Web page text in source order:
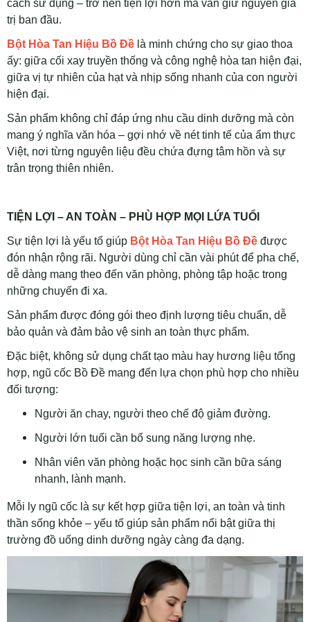
cách sử dụng – trở nên tiện lợi hơn mà vẫn giữ nguyên giá
trị ban đầu.
Bột Hòa Tan Hiệu Bồ Đề là minh chứng cho sự giao thoa
ấy: giữa cối xay truyền thống và công nghệ hòa tan hiện đại,
giữa vị tự nhiên của hạt và nhịp sống nhanh của con người
hiện đại.
Sản phẩm không chỉ đáp ứng nhu cầu dinh dưỡng mà còn
mang ý nghĩa văn hóa – gợi nhớ về nét tinh tế của ẩm thực
Việt, nơi từng nguyên liệu đều chứa đựng tâm hồn và sự
trân trọng thiên nhiên.
TIỆN LỢI – AN TOÀN – PHÙ HỢP MỌI LỨA TUỔI
Sự tiện lợi là yếu tố giúp Bột Hòa Tan Hiệu Bồ Đề được
đón nhận rộng rãi. Người dùng chỉ cần vài phút để pha chế,
dễ dàng mang theo đến văn phòng, phòng tập hoặc trong
những chuyến đi xa.
Sản phẩm được đóng gói theo định lượng tiêu chuẩn, dễ
bảo quản và đảm bảo vệ sinh an toàn thực phẩm.
Đặc biệt, không sử dụng chất tạo màu hay hương liệu tổng
hợp, ngũ cốc Bồ Đề mang đến lựa chọn phù hợp cho nhiều
đối tượng:
Người ăn chay, người theo chế độ giảm đường.
Người lớn tuổi cần bổ sung năng lượng nhẹ.
Nhân viên văn phòng hoặc học sinh cần bữa sáng
nhanh, lành mạnh.
Mỗi ly ngũ cốc là sự kết hợp giữa tiện lợi, an toàn và tinh
thần sống khỏe – yếu tố giúp sản phẩm nổi bật giữa thị
trường đồ uống dinh dưỡng ngày càng đa dạng.